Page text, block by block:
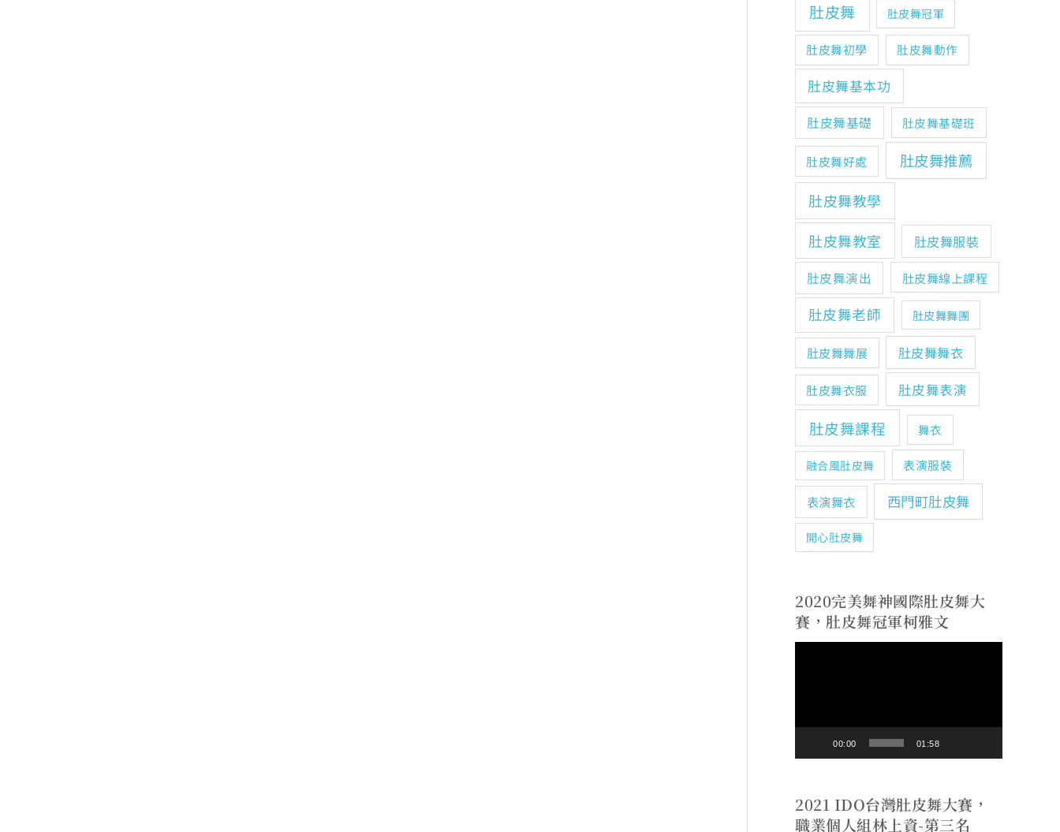
肚皮舞 肚皮舞冠軍
肚皮舞初學 肚皮舞動作
肚皮舞基本功
肚皮舞基礎 肚皮舞基礎班
肚皮舞好處
肚皮舞推薦
肚皮舞教學
肚皮舞教室
肚皮舞服裝
肚皮舞演出 肚皮舞線上課程
肚皮舞老師 肚皮舞舞團
肚皮舞舞展 肚皮舞舞衣
肚皮舞衣服 肚皮舞表演
肚皮舞課程 舞衣
融合風肚皮舞 表演服裝
表演舞衣 西門町肚皮舞
開心肚皮舞
2020完美舞神國際肚皮舞大
賽，肚皮舞冠軍柯雅文
放
器
00:00 01:58
2021 IDO台灣肚皮舞大賽，
職業個人組林上資-第三名